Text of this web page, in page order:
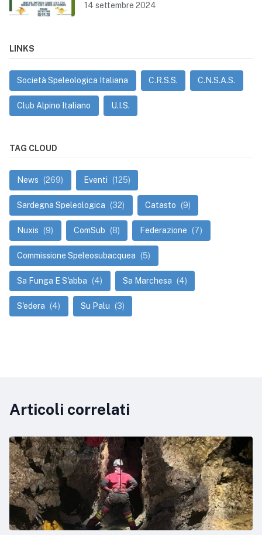
14 settembre 2024
LINKS
Società Speleologica Italiana C.R.S.S. C.N.S.A.S.
Club Alpino Italiano U.I.S.
TAG CLOUD
News (269) Eventi (125)
Sardegna Speleologica (32) Catasto (9)
Nuxis (9) ComSub (8) Federazione (7)
Commissione Speleosubacquea (5)
Sa Funga E S'abba (4) Sa Marchesa (4)
S'edera (4) Su Palu (3)
Articoli correlati